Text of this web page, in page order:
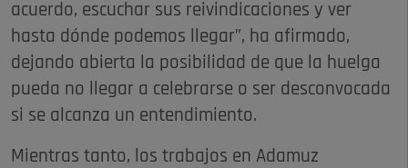
acuerdo, escuchar sus reivindicaciones y ver
hasta dónde podemos llegar”, ha afirmado,
dejando abierta la posibilidad de que la huelga
pueda no llegar a celebrarse o ser desconvocada
si se alcanza un entendimiento.
Mientras tanto, los trabajos en Adamuz